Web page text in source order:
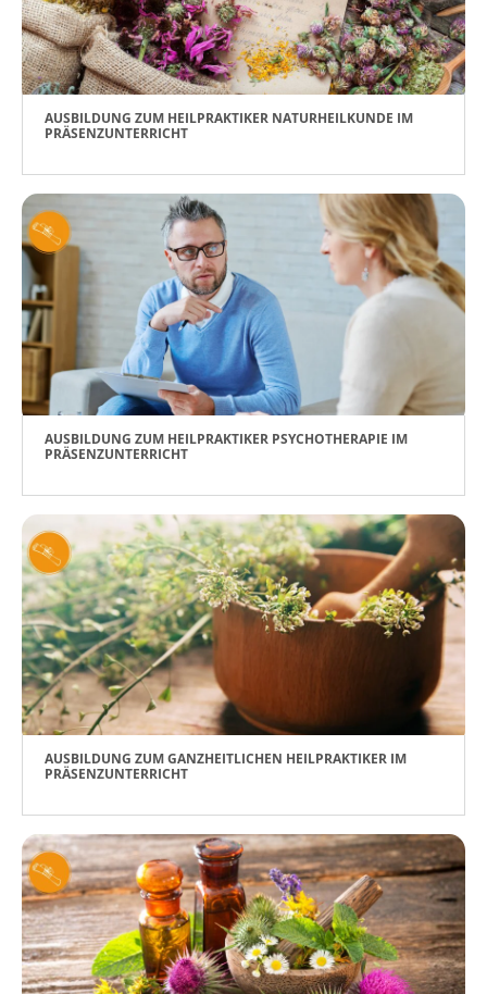
AUSBILDUNG ZUM HEILPRAKTIKER NATURHEILKUNDE IM
PRÄSENZUNTERRICHT
AUSBILDUNG ZUM HEILPRAKTIKER PSYCHOTHERAPIE IM
PRÄSENZUNTERRICHT
AUSBILDUNG ZUM GANZHEITLICHEN HEILPRAKTIKER IM
PRÄSENZUNTERRICHT